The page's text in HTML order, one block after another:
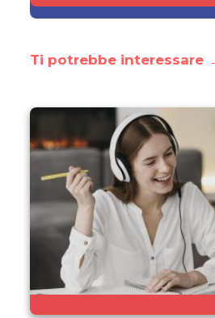
Ti potrebbe interessare